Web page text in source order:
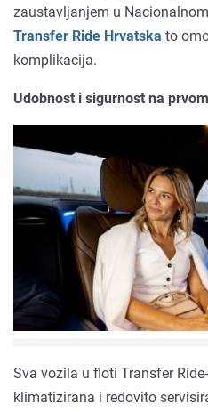
zaustavljanjem u
Transfer Ride Hrvatska to
komplikacija.
Udobnost i sigurnost na
Sva vozila u floti Transfer
klimatizirana i redovito